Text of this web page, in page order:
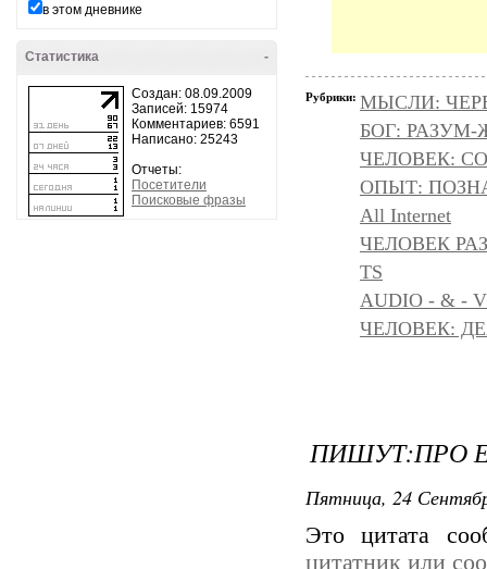
в этом дневнике
-
Статистика
Создан: 08.09.2009
Записей: 15974
Комментариев: 6591
Написано: 25243
Отчеты:
Посетители
Поисковые фразы
Рубрики: МЫСЛИ:
БОГ:
ЧЕЛОВЕК:
ОПЫТ:
All Internet
ЧЕЛОВЕК
TS
AUDIO - & -
ЧЕЛОВЕК:
ПИШУТ:ПРО
Пятница, 24
Это цитата
цитатник или